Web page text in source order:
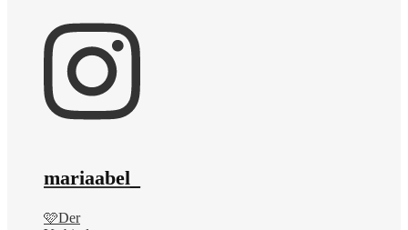
mariaabel_
🩷Der